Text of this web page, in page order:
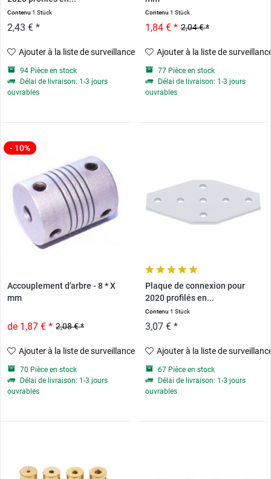
Contenu1 Stück
2,43 € *
Ajouter à la liste de surveillance
94 Pièce en stock
Délai de livraison: 1-3 jours
ouvrables
Contenu 1 Stück
2,04 € *
1,84 € *
Ajouter à la liste de
77 Pièce en stock
Délai de livraison: 1-3 jours
ouvrables
- 10%
Accouplement d'arbre - 8 * X
mm
2,08 € *
de 1,87 € *
Ajouter à la liste de surveillance
70 Pièce en stock
Délai de livraison: 1-3 jours
ouvrables
Plaque de connexion pour
2020 profilés en...
Contenu 1 Stück
3,07 € *
Ajouter à la liste de
67 Pièce en stock
Délai de livraison: 1-3 jours
ouvrables